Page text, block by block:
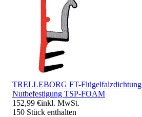
TRELLEBORG FT-
Nutbefestigung TSP-FOAM
152,99 €inkl. MwSt.
150 Stück enthalten